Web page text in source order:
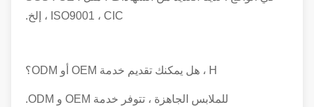
ISO9001 ، CIC ، إلخ.
للملابس الجاهزة ، تتوفر خدمة OEM و ODM.